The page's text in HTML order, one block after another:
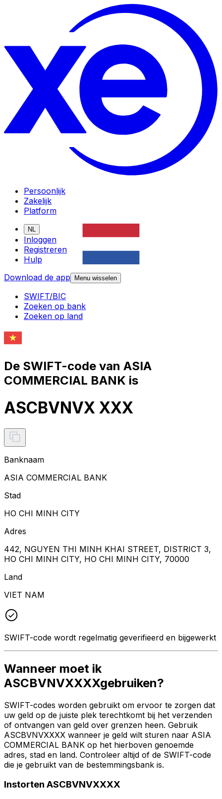
Persoonlijk
Zakelijk
Platform
NL
Inloggen
Registreren
Hulp
Download de app
Menu wisselen
SWIFT/BIC
Zoeken op bank
Zoeken op land
De SWIFT-code van ASIA
COMMERCIAL BANK is
ASCBVNVX XXX
Banknaam
ASIA COMMERCIAL BANK
Stad
HO CHI MINH CITY
Adres
442, NGUYEN THI MINH KHAI STREET, DISTRICT 3,
HO CHI MINH CITY, HO CHI MINH CITY, 70000
Land
VIET NAM
SWIFT-code wordt regelmatig geverifieerd en bijgewerkt
Wanneer moet ik
ASCBVNVXXXXgebruiken?
SWIFT-codes worden gebruikt om ervoor te zorgen dat
uw geld op de juiste plek terechtkomt bij het verzenden
of ontvangen van geld over grenzen heen. Gebruik
ASCBVNVXXXX wanneer je geld wilt sturen naar ASIA
COMMERCIAL BANK op het hierboven genoemde
adres, stad en land. Controleer altijd of de SWIFT-code
die je gebruikt van de bestemmingsbank is.
Instorten ASCBVNVXXXX